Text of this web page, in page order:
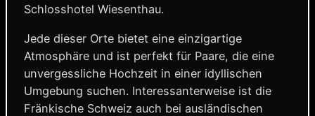
Schlosshotel Wiesenthau.
Jede dieser Orte bietet eine einzigartige
Atmosphäre und ist perfekt für Paare, die eine
unvergessliche Hochzeit in einer idyllischen
Umgebung suchen. Interessanterweise ist die
Fränkische Schweiz auch bei ausländischen